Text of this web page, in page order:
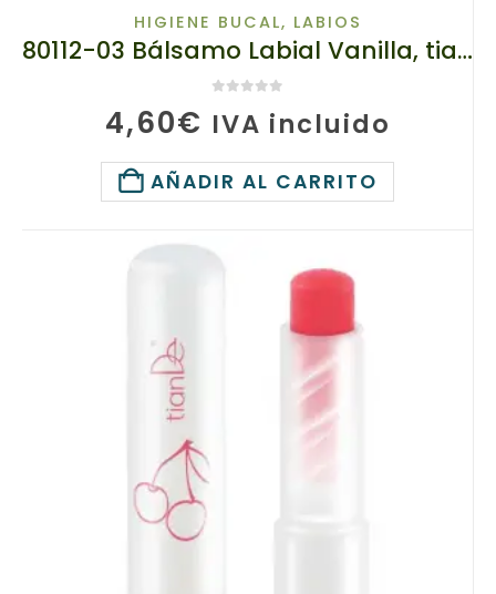
HIGIENE BUCAL, LABIOS
80112-03 Bálsamo Labial Vanilla, tianDe, 3.5 g, Defensa Suave y Brillo Delicado
4,60€ IVA incluido
AÑADIR AL CARRITO